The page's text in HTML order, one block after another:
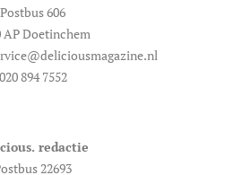
Postbus 606
AP Doetinchem
020 894 7552
redactie
22693